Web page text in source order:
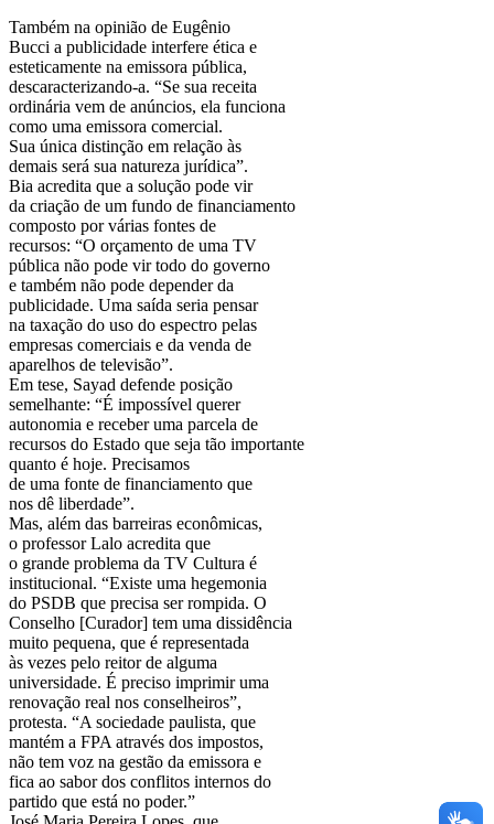
Também na opinião de Eugênio
Bucci a publicidade interfere ética e
esteticamente na emissora pública,
descaracterizando-a. “Se sua receita
ordinária vem de anúncios, ela funciona
como uma emissora comercial.
Sua única distinção em relação às
demais será sua natureza jurídica”.
Bia acredita que a solução pode vir
da criação de um fundo de financiamento
composto por várias fontes de
recursos: “O orçamento de uma TV
pública não pode vir todo do governo
e também não pode depender da
publicidade. Uma saída seria pensar
na taxação do uso do espectro pelas
empresas comerciais e da venda de
aparelhos de televisão”.
Em tese, Sayad defende posição
semelhante: “É impossível querer
autonomia e receber uma parcela de
recursos do Estado que seja tão importante
quanto é hoje. Precisamos
de uma fonte de financiamento que
nos dê liberdade”.
Mas, além das barreiras econômicas,
o professor Lalo acredita que
o grande problema da TV Cultura é
institucional. “Existe uma hegemonia
do PSDB que precisa ser rompida. O
Conselho [Curador] tem uma dissidência
muito pequena, que é representada
às vezes pelo reitor de alguma
universidade. É preciso imprimir uma
renovação real nos conselheiros”,
protesta. “A sociedade paulista, que
mantém a FPA através dos impostos,
não tem voz na gestão da emissora e
fica ao sabor dos conflitos internos do
partido que está no poder.”